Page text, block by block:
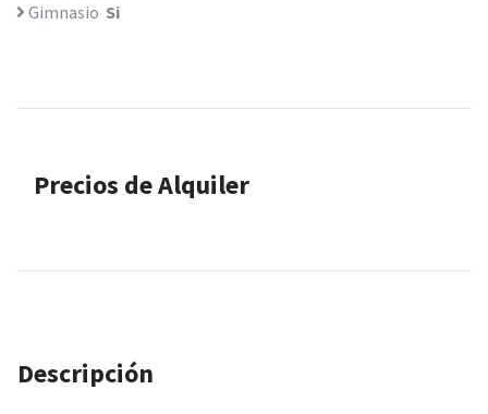
Gimnasio Si
Precios de Alquiler
Descripción